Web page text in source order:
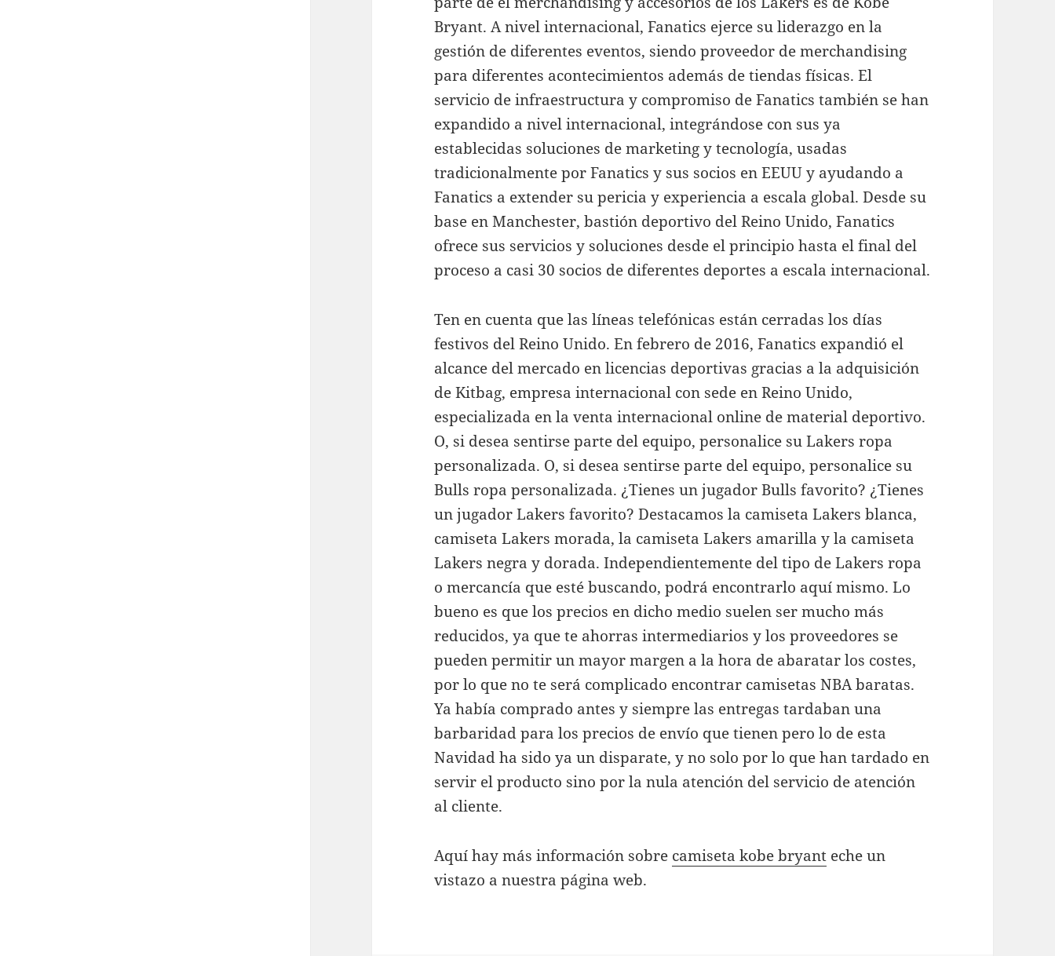
Bryant. A nivel internacional, Fanatics ejerce su liderazgo en la
gestión de diferentes eventos, siendo proveedor de merchandising
para diferentes acontecimientos además de tiendas físicas. El
servicio de infraestructura y compromiso de Fanatics también se han
expandido a nivel internacional, integrándose con sus ya
establecidas soluciones de marketing y tecnología, usadas
tradicionalmente por Fanatics y sus socios en EEUU y ayudando a
Fanatics a extender su pericia y experiencia a escala global. Desde su
base en Manchester, bastión deportivo del Reino Unido, Fanatics
ofrece sus servicios y soluciones desde el principio hasta el final del
proceso a casi 30 socios de diferentes deportes a escala internacional.
Ten en cuenta que las líneas telefónicas están cerradas los días
festivos del Reino Unido. En febrero de 2016, Fanatics expandió el
alcance del mercado en licencias deportivas gracias a la adquisición
de Kitbag, empresa internacional con sede en Reino Unido,
especializada en la venta internacional online de material deportivo.
O, si desea sentirse parte del equipo, personalice su Lakers ropa
personalizada. O, si desea sentirse parte del equipo, personalice su
Bulls ropa personalizada. ¿Tienes un jugador Bulls favorito? ¿Tienes
un jugador Lakers favorito? Destacamos la camiseta Lakers blanca,
camiseta Lakers morada, la camiseta Lakers amarilla y la camiseta
Lakers negra y dorada. Independientemente del tipo de Lakers ropa
o mercancía que esté buscando, podrá encontrarlo aquí mismo. Lo
bueno es que los precios en dicho medio suelen ser mucho más
reducidos, ya que te ahorras intermediarios y los proveedores se
pueden permitir un mayor margen a la hora de abaratar los costes,
por lo que no te será complicado encontrar camisetas NBA baratas.
Ya había comprado antes y siempre las entregas tardaban una
barbaridad para los precios de envío que tienen pero lo de esta
Navidad ha sido ya un disparate, y no solo por lo que han tardado en
servir el producto sino por la nula atención del servicio de atención
al cliente.
Aquí hay más información sobre camiseta kobe bryant eche un
vistazo a nuestra página web.